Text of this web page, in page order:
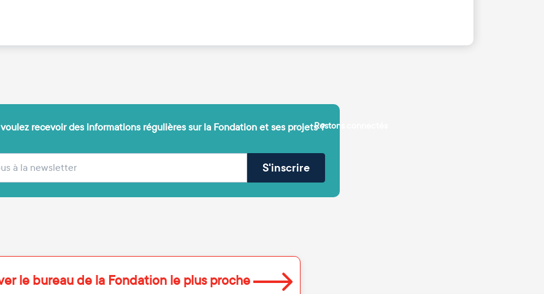
recevoir des informations régulières sur la Fondation et ses projets ?
e-mail (obligatoire) S'inscrire
Restons connectés
le bureau de la Fondation le plus proche